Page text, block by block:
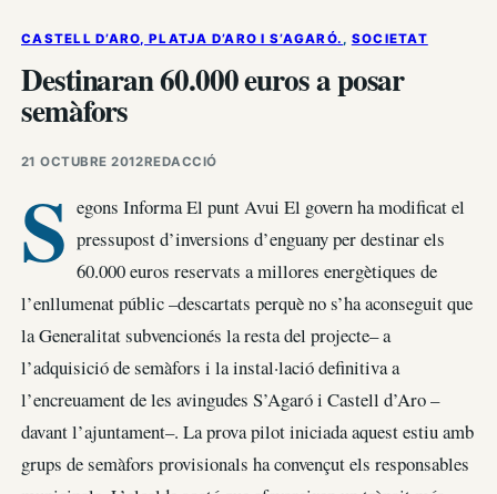
CASTELL D’ARO, PLATJA D’ARO I S’AGARÓ. , SOCIETAT
Destinaran 60.000 euros a posar
semàfors
21 OCTUBRE 2012REDACCIÓ
S egons Informa El punt Avui El govern ha modificat el
pressupost d’inversions d’enguany per destinar els
60.000 euros reservats a millores energètiques de
l’enllumenat públic –descartats perquè no s’ha aconseguit que
la Generalitat subvencionés la resta del projecte– a
l’adquisició de semàfors i la instal·lació definitiva a
l’encreuament de les avingudes S’Agaró i Castell d’Aro –
davant l’ajuntament–. La prova pilot iniciada aquest estiu amb
grups de semàfors provisionals ha convençut els responsables